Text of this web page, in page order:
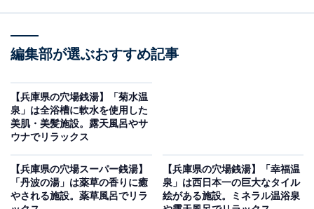
「All About ニュース」は、ネットの話題から世の中の動きまで、暮
する疑問に対して専門家が分かりやすく回答するほか、エンタメ情
報やSNSで話題のトピックスを紹介しています。
※本記事で紹介している商品の購入やサービスの利用により、売上の一部が
オールアバウトに還元されることがあります。
「湯遊びひろば ふくずみ温泉」は多彩な湯船が魅
力の温浴施設
編集部が選ぶおすすめ記事
【兵庫県の穴場銭湯】「菊水温
泉」は全浴槽に軟水を使用した
美肌・美髪施設。露天風呂やサ
ウナでリラックス
【兵庫県の穴場スーパー銭湯】
「丹波の湯」は薬草の香りに癒
やされる施設。薬草風呂でリラ
【兵庫県の穴場銭湯】「幸福温
泉」は西日本一の巨大なタイル
絵がある施設。ミネラル温浴泉